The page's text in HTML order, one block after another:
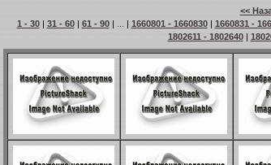
<<
1 - 30| 31 - 60| 61 - 90| ... | 1660801 - 1660830| 1660831 -
1802611 - 1802640|